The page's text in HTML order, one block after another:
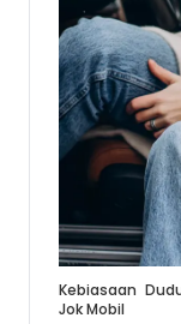
Kebiasaan
Jok Mobil